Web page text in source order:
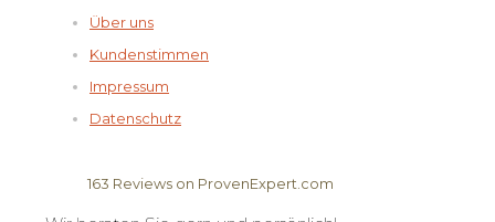
Über uns
Kundenstimmen
Impressum
Datenschutz
163 Reviews on ProvenExpert.com